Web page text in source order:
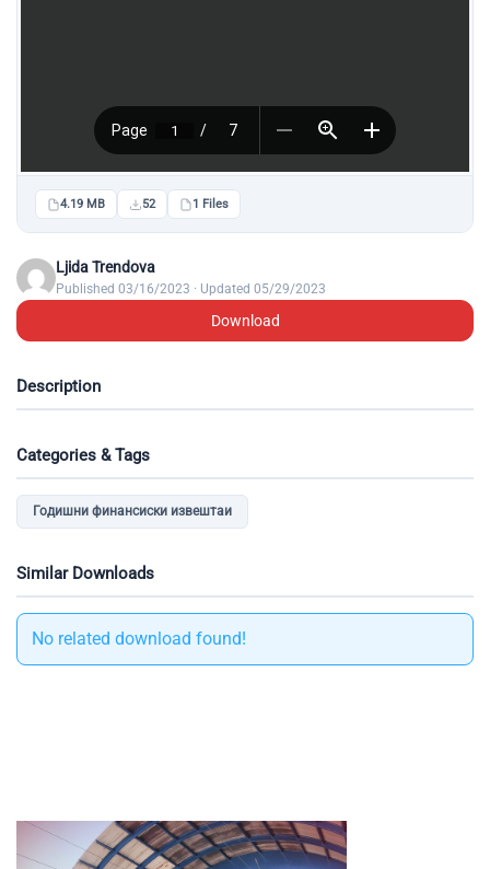
4.19 MB 52 1 Files
Ljida Trendova
Published 03/16/2023 · Updated 05/29/2023
Download
Description
Categories & Tags
Годишни финансиски извештаи
Similar Downloads
No related download found!